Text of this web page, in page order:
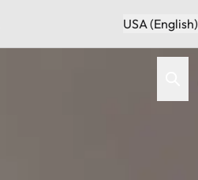
USA (English)